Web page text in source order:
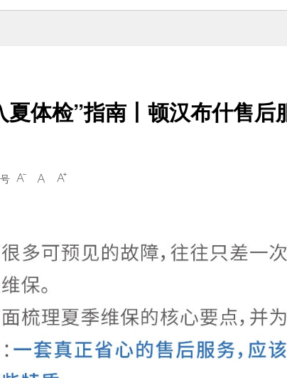
夏体检”指南丨顿汉布什售后
  